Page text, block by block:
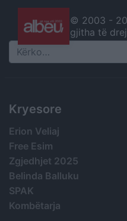
© 2003 -
gjitha të
Search
Kryesore
Erion Veliaj
Free Esim
Zgjedhjet 2025
Belinda Balluku
SPAK
Kombëtarja